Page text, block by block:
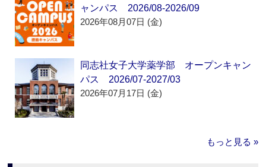
ャンパス 2026/08-2026/09
2026年08月07日 (金)
同志社女子大学薬学部 オープンキャン
パス 2026/07-2027/03
2026年07月17日 (金)
もっと見る »